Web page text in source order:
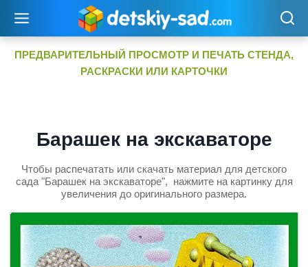
содержимому
ПРЕДВАРИТЕЛЬНЫЙ ПРОСМОТР И ПЕЧАТЬ СТЕНДА,
РАСКРАСКИ ИЛИ КАРТОЧКИ
Барашек на экскаваторе
Чтобы распечатать или скачать материал для детского
сада "Барашек на экскаваторе", нажмите на картинку для
увеличения до оригинального размера.